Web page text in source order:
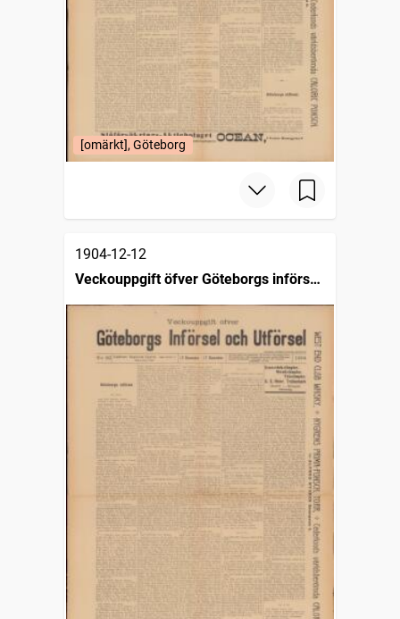
[omärkt], Göteborg
1904-12-12
Veckouppgift öfver Göteborgs införsel
och utförsel